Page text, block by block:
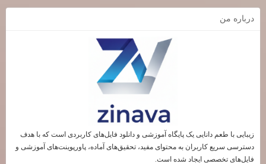
درباره من
زیبایی با طعم دانایی یک پایگاه آموزشی و دانلود فایل‌های کاربردی است که با هدف
دسترسی سریع کاربران به محتوای مفید، تحقیق‌های آماده، پاورپوینت‌های آموزشی و
فایل‌های تخصصی ایجاد شده است.